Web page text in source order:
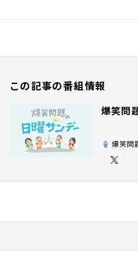
この記事の番組情報
爆笑問
爆笑問